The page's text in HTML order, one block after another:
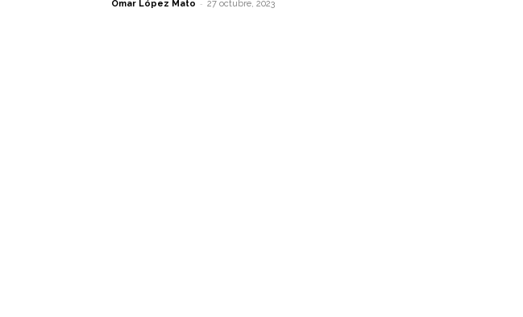
Omar López Mato - 27 octubre, 2023